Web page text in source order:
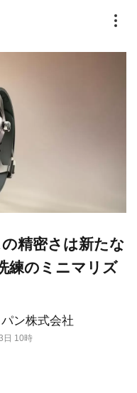
ン株式会社
日 10時
精密さは新たな
練のミニマリズ